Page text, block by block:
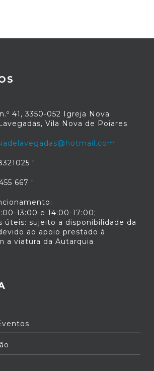
41, 3350-052 Igreja Nova
Vila Nova de Poiares
667
13:00 e 14:00-17:00;
úteis: sujeito a disponibilidade da
ao apoio prestado à
a viatura da Autarquia